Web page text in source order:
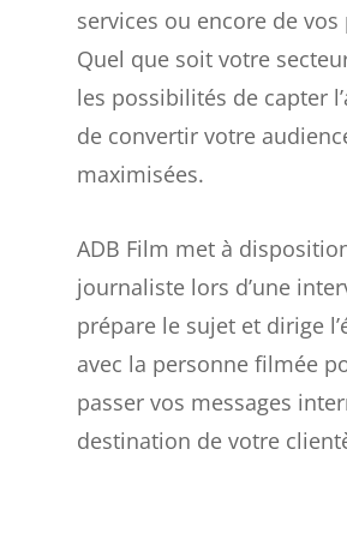
services ou encore de
Quel que soit votre
les possibilités de capter
de convertir votre
maximisées.
ADB Film met à
journaliste lors d’une
prépare le sujet et dirige
avec la personne filmée
passer vos messages
destination de votre